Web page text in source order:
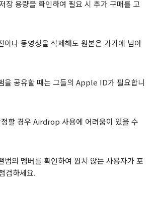
장 용량을 확인하여 필요 시 추가 구매를 고
이나 동영상을 삭제해도 원본은 기기에 남아
을 공유할 때는 그들의 Apple ID가 필요합니
할 경우 Airdrop 사용에 어려움이 있을 수
범의 멤버를 확인하여 원치 않는 사용자가 포
검하세요.